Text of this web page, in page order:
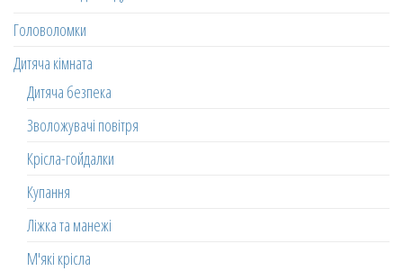
Головоломки
Дитяча кімната
Дитяча безпека
Зволожувачі повітря
Крісла-гойдалки
Купання
Ліжка та манежі
М'які крісла